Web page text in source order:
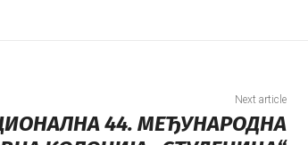
Next article
44. МЕЂУНАРОДНА